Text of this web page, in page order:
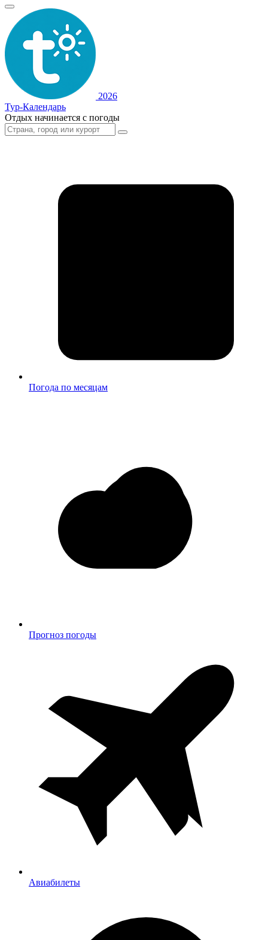
2026
Тур-Календарь
Отдых начинается с погоды
Погода по месяцам
Прогноз погоды
Авиабилеты